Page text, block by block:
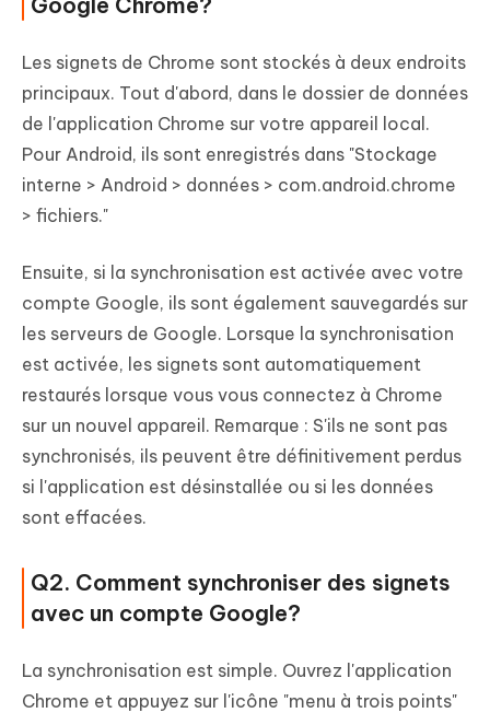
Les signets de Chrome sont stockés à deux endroits
principaux. Tout d'abord, dans le dossier de données
de l'application Chrome sur votre appareil local.
Pour Android, ils sont enregistrés dans "Stockage
interne > Android > données > com.android.chrome
> fichiers."
Ensuite, si la synchronisation est activée avec votre
compte Google, ils sont également sauvegardés sur
les serveurs de Google. Lorsque la synchronisation
est activée, les signets sont automatiquement
restaurés lorsque vous vous connectez à Chrome
sur un nouvel appareil. Remarque : S'ils ne sont pas
synchronisés, ils peuvent être définitivement perdus
si l'application est désinstallée ou si les données
sont effacées.
Q2. Comment synchroniser des signets
avec un compte Google?
La synchronisation est simple. Ouvrez l'application
Chrome et appuyez sur l'icône "menu à trois points"